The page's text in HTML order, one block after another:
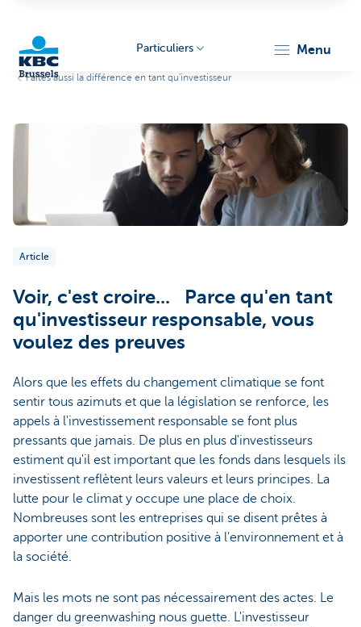
Particuliers menu
Faites aussi la différence en tant qu'investisseur
Article
Voir, c'est croire... Parce qu'en tant
qu'investisseur responsable, vous
voulez des preuves
Alors que les effets du changement climatique se font
sentir tous azimuts et que la législation se renforce, les
appels à l'investissement responsable se font plus
pressants que jamais. De plus en plus d'investisseurs
estiment qu'il est important que les fonds dans lesquels ils
investissent reflètent leurs valeurs et leurs principes. La
lutte pour le climat y occupe une place de choix.
Nombreuses sont les entreprises qui se disent prêtes à
apporter une contribution positive à l'environnement et à
la société.
Mais les mots ne sont pas nécessairement des actes. Le
danger du greenwashing nous guette. L'investisseur